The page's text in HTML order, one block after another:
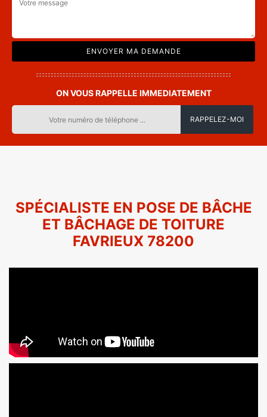
ON VOUS RAPPELLE IMMEDIATEMENT
SPÉCIALISTE EN POSE DE BÂCHE
ET BÂCHAGE DE TOITURE
FAVRIEUX 78200